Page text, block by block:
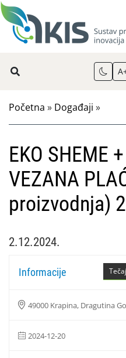
Početna » Događaji »
EKO SHEME
VEZANA
proizvodnja)
2.12.2024.
Tečaj
Informacije
49000 Krapina, Dragutina
2024-12-20